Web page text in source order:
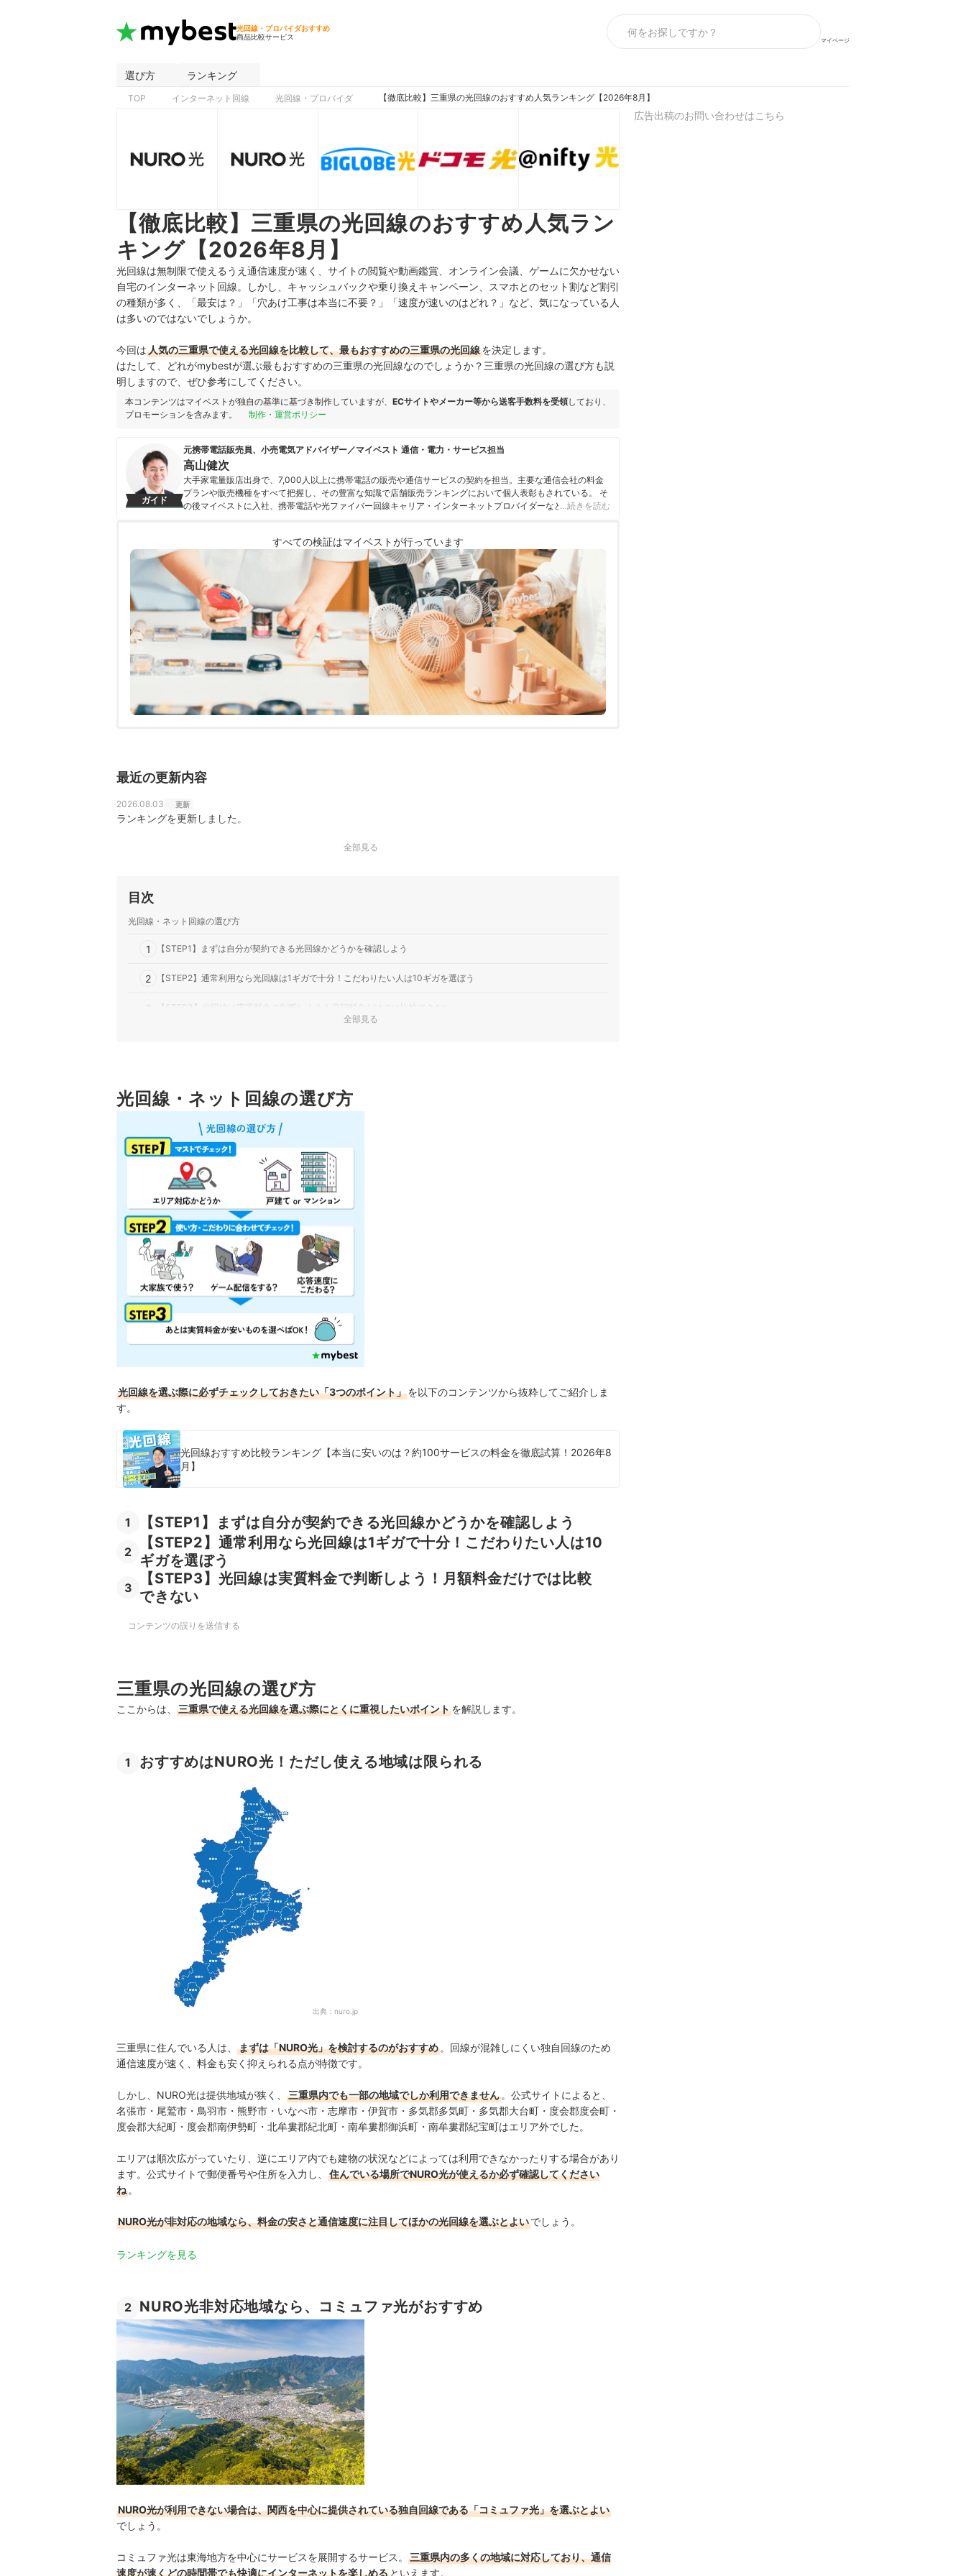
光回線・プロバイダおすすめ
商品比較サービス
マイページ
選び方 ランキング
TOP インターネット回線 光回線・プロバイダ 【徹底比較】三重県の光回線のおすすめ人気ランキング【2026年8月】
【徹底比較】三重県の光回線のおすすめ人気ラン
キング【2026年8月】
光回線は無制限で使えるうえ通信速度が速く、サイトの閲覧や動画鑑賞、オンライン会議、ゲームに欠かせない
自宅のインターネット回線。しかし、キャッシュバックや乗り換えキャンペーン、スマホとのセット割など割引
の種類が多く、「最安は？」「穴あけ工事は本当に不要？」「速度が速いのはどれ？」など、気になっている人
は多いのではないでしょうか。
今回は人気の三重県で使える光回線を比較して、最もおすすめの三重県の光回線を決定します。
はたして、どれがmybestが選ぶ最もおすすめの三重県の光回線なのでしょうか？三重県の光回線の選び方も説
明しますので、ぜひ参考にしてください。
本コンテンツはマイベストが独自の基準に基づき制作していますが、 ECサイトやメーカー等から送客手数料を受領しており、
プロモーションを含みます。
制作・運営ポリシー
ガイド
元携帯電話販売員、小売電気アドバイザー／マイベスト 通信・電力・サービス担当
高山健次
大手家電量販店出身で、7,000人以上に携帯電話の販売や通信サービスの契約を担当。主要な通信会社の料金
プランや販売機種をすべて把握し、その豊富な知識で店舗販売ランキングにおいて個人表彰もされている。 そ
の後マイベストに入社、携帯電話や光ファイバー回線キャリア・インターネットプロバイダーなどの通信会社
している。 また通信サービスだけでなく、ファイナンシャルプランナーの視点含めて電気代など固定費支出見
直しのガイドもしている。
高山健次のプロフィール
…続きを読む
すべての検証はマイベストが行っています
最近の更新内容
2026.08.03 更新
ランキングを更新しました。
全部見る
目次
光回線・ネット回線の選び方
1 【STEP1】まずは自分が契約できる光回線かどうかを確認しよう
2 【STEP2】通常利用なら光回線は1ギガで十分！こだわりたい人は10ギガを選ぼう
3 【STEP3】光回線は実質料金で判断しよう！月額料金だけでは比較できない
2 NURO光非対応地域なら、コミュファ光がおすすめ
三重県の光回線全88選おすすめ人気ランキング
全部見る
光回線・ネット回線の選び方
光回線を選ぶ際に必ずチェックしておきたい「3つのポイント」を以下のコンテンツから抜粋してご紹介しま
す。
光回線おすすめ比較ランキング【本当に安いのは？約100サービスの料金を徹底試算！2026年8
月】
1 【STEP1】まずは自分が契約できる光回線かどうかを確認しよう
2
【STEP2】通常利用なら光回線は1ギガで十分！こだわりたい人は10
ギガを選ぼう
3
【STEP3】光回線は実質料金で判断しよう！月額料金だけでは比較
できない
コンテンツの誤りを送信する
三重県の光回線の選び方
ここからは、 三重県で使える光回線を選ぶ際にとくに重視したいポイントを解説します。
1 おすすめはNURO光！ただし使える地域は限られる
出典： nuro.jp
三重県に住んでいる人は、 まずは「NURO光」を検討するのがおすすめ 。回線が混雑しにくい独自回線のため
通信速度が速く、料金も安く抑えられる点が特徴です。
しかし、NURO光は提供地域が狭く、 三重県内でも一部の地域でしか利用できません 。公式サイトによると、
名張市・尾鷲市・鳥羽市・熊野市・いなべ市・志摩市・伊賀市・多気郡多気町・多気郡大台町・度会郡度会町・
度会郡大紀町・度会郡南伊勢町・北牟婁郡紀北町・南牟婁郡御浜町・南牟婁郡紀宝町はエリア外でした。
エリアは順次広がっていたり、逆にエリア内でも建物の状況などによっては利用できなかったりする場合があり
ます。公式サイトで郵便番号や住所を入力し、
住んでいる場所でNURO光が使えるか必ず確認してください
ね 。
NURO光が非対応の地域なら、料金の安さと通信速度に注目してほかの光回線を選ぶとよいでしょう。
ランキングを見る
2 NURO光非対応地域なら、コミュファ光がおすすめ
NURO光が利用できない場合は、関西を中心に提供されている独自回線である「コミュファ光」を選ぶとよい
でしょう。
コミュファ光は東海地方を中心にサービスを展開するサービス。
三重県内の多くの地域に対応しており、通信
速度が速くどの時間帯でも快適にインターネットを楽しめる といえます。
広告出稿のお問い合わせはこちら